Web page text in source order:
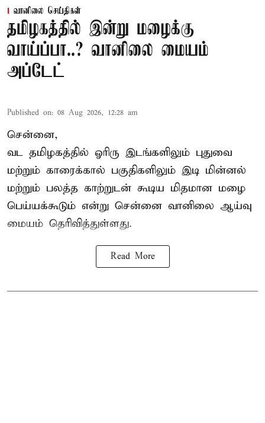
வானிலை செய்திகள்
தமிழகத்தில் இன்று மழைக்கு
வாய்ப்பா..? வானிலை மையம்
அப்டேட்
Published on: 08 Aug 2026, 12:28 am
சென்னை,
வட தமிழகத்தில் ஓரிரு இடங்களிலும் புதுவை
மற்றும் காரைக்கால் பகுதிகளிலும் இடி மின்னல்
மற்றும் பலத்த காற்றுடன் கூடிய மிதமான மழை
பெய்யக்கூடும் என்று சென்னை வானிலை ஆய்வு
மையம் தெரிவித்துள்ளது.
Read More